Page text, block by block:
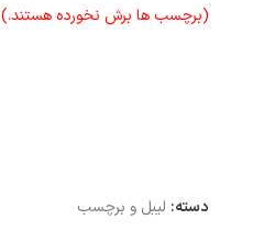
(برچسب ها برش نخورده هستند.)
دسته: لیبل و برچسب